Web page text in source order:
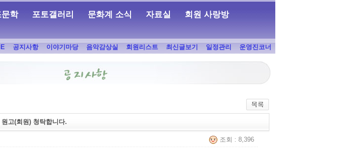
학 포토갤러리 문화계 소식 자료실 회원 사랑방
공지사항 이야기마당 음악감상실 회원리스트 최신글보기 일정관리 운영진코너
고(회원) 청탁합니다.
조회 : 8,396